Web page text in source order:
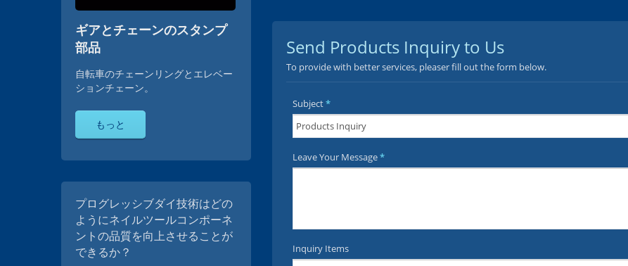
ギアとチェーンのスタンプ
部品
自転車のチェーンリングとエレベー
ションチェーン。
もっと
プログレッシブダイ技術はどの
ようにネイルツールコンポーネ
ントの品質を向上させることが
できるか？